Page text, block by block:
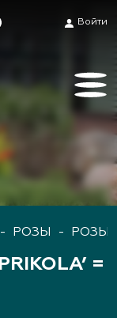
Войти
- РОЗЫ - РОЗЫ
=